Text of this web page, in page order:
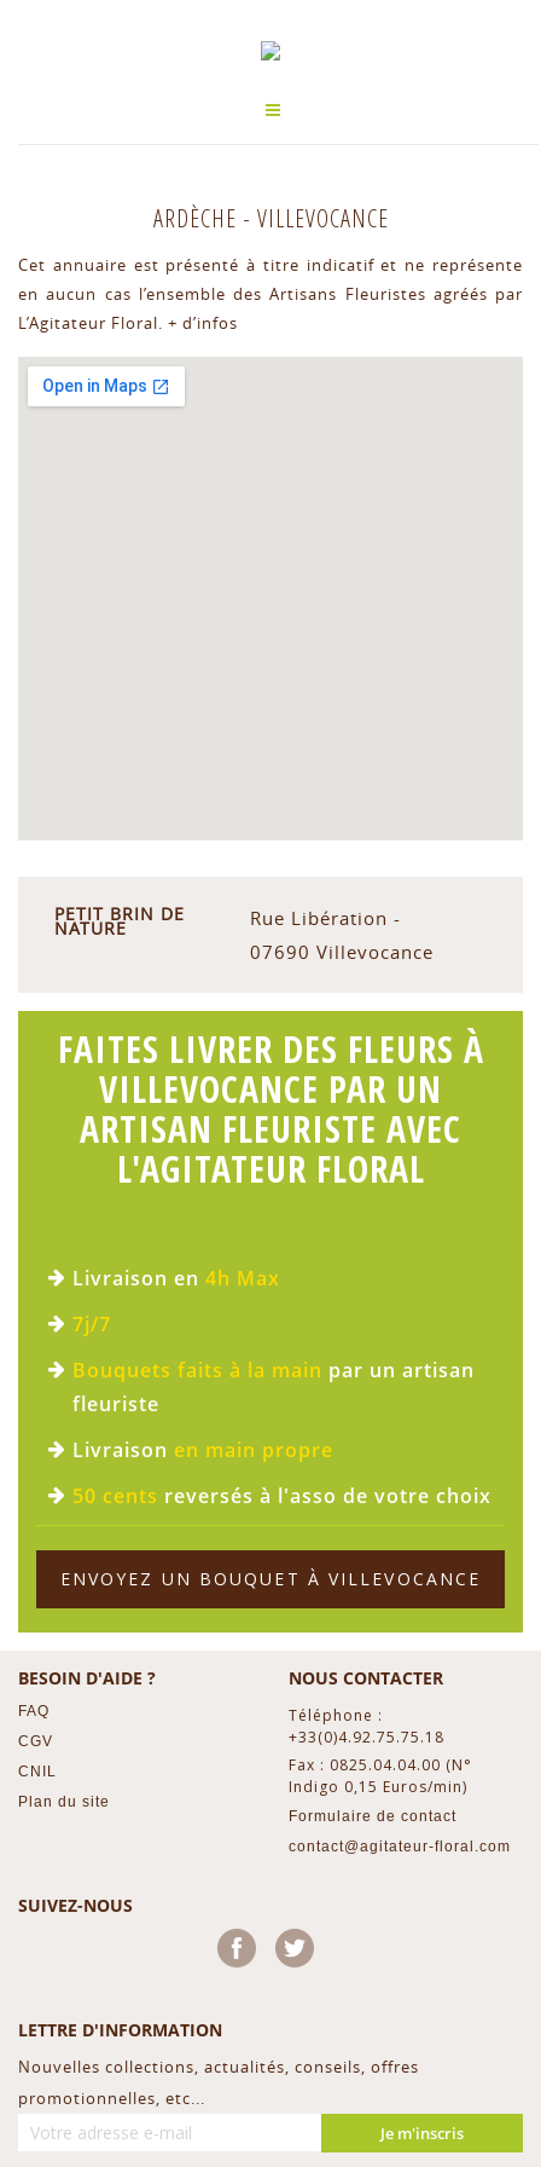
ARDÈCHE - VILLEVOCANCE
Cet annuaire est présenté à titre indicatif et ne représente
en aucun cas l’ensemble des Artisans Fleuristes agréés par
L’Agitateur Floral. + d’infos
PETIT BRIN DE
NATURE
Rue Libération -
07690 Villevocance
FAITES LIVRER DES FLEURS À
VILLEVOCANCE PAR UN
ARTISAN FLEURISTE AVEC
L'AGITATEUR FLORAL
Livraison en 4h Max
7j/7
Bouquets faits à la main par un artisan
fleuriste
Livraison en main propre
50 cents reversés à l'asso de votre choix
ENVOYEZ UN BOUQUET À VILLEVOCANCE
BESOIN D'AIDE ?
FAQ
CGV
CNIL
Plan du site
NOUS CONTACTER
Téléphone :
+33(0)4.92.75.75.18
Fax : 0825.04.04.00 (N°
Indigo 0,15 Euros/min)
Formulaire de contact
contact@agitateur-floral.com
SUIVEZ-NOUS
Facebook
LETTRE D'INFORMATION
Nouvelles collections, actualités, conseils, offres
promotionnelles, etc...
Je m'inscris